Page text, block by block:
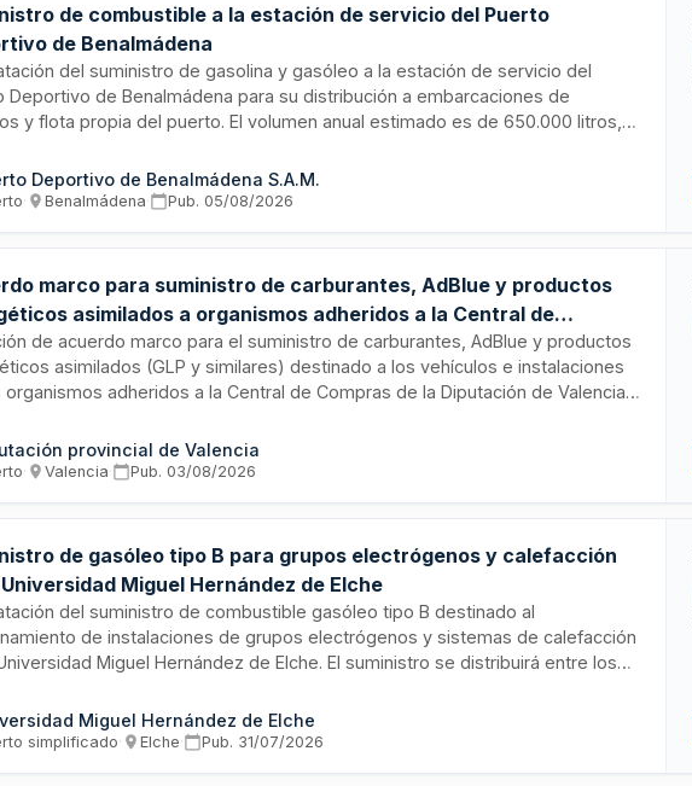
de combustible a la estación de servicio del Puerto
de Benalmádena
del suministro de gasolina y gasóleo a la estación de servicio del
Deportivo de Benalmádena para su distribución a embarcaciones de
y flota propia del puerto. El volumen anual estimado es de 650.000 litros,
asume además actividades de abanderamiento, mantenimiento
y conservación integral de surtidores, tanques e instalaciones eléctricas
Deportivo de Benalmádena S.A.M.
· Benalmádena· Pub. 05/08/2026
marco para suministro de carburantes, AdBlue y productos
asimilados a organismos adheridos a la Central de
de la Diputación de Valencia
de acuerdo marco para el suministro de carburantes, AdBlue y productos
asimilados (GLP y similares) destinado a los vehículos e instalaciones
organismos adheridos a la Central de Compras de la Diputación de Valencia.
en estaciones de servicios asociadas, así como mediante entrega a
de combustible en depósitos fijos. Esta licitación centraliza las compras
la gestión administrativa del abastecimiento energético.
provincial de Valencia
· Valencia· Pub. 03/08/2026
de gasóleo tipo B para grupos electrógenos y calefacción
Miguel Hernández de Elche
del suministro de combustible gasóleo tipo B destinado al
de instalaciones de grupos electrógenos y sistemas de calefacción
Miguel Hernández de Elche. El suministro se distribuirá entre los
entrega de combustible conforme a especificaciones técnicas y normativas
ambiental, con duración inicial de dos años y posibilidad de tres
Miguel Hernández de Elche
simplificado· Elche· Pub. 31/07/2026